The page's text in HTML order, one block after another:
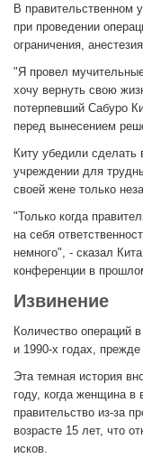
В правительственном
при проведении
ограничения,
"Я провел
хочу вернуть свою
потерпевший Сабуро
перед вынесением
Киту убедили сделать
учреждении для
своей жене только
"Только когда
на себя
немного", - сказал
конференции в
Извинение
Количество операций
и 1990-х годах,
Эта темная история
году, когда женщина в
правительство из-за
возрасте 15 лет, что
исков.